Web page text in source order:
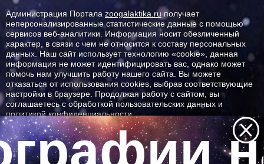
Администрация Портала zoogalaktika.ruполучает
неперсонализированные статистические данные с помощью
сервисов веб-аналитики. Информация носит обезличенный
характер, в связи с чем не относится к составу персональных
данных. Наш сайт использует технологию «cookie», данная
информация не может идентифицировать вас, однако может
помочь нам улучшить работу нашего сайта. Вы можете
отказаться от использования cookies, выбрав соответствующие
настройки в браузере. Продолжая работу с сайтом, вы
соглашаетесь с обработкой пользовательских данных и
политикой конфиденциальности.
ID ресурса: 11799